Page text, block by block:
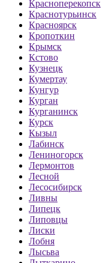
Красноперекопск
Краснотурьинск
Красноярск
Кропоткин
Крымск
Кстово
Кузнецк
Кумертау
Кунгур
Курган
Курганинск
Курск
Кызыл
Лабинск
Лениногорск
Лермонтов
Лесной
Лесосибирск
Ливны
Липецк
Липовцы
Лиски
Лобня
Лысьва